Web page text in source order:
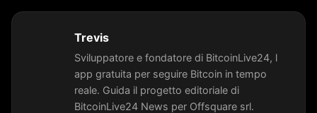
Trevis
Sviluppatore e fondatore di BitcoinLive24, l
app gratuita per seguire Bitcoin in tempo
reale. Guida il progetto editoriale di
BitcoinLive24 News per Offsquare srl.